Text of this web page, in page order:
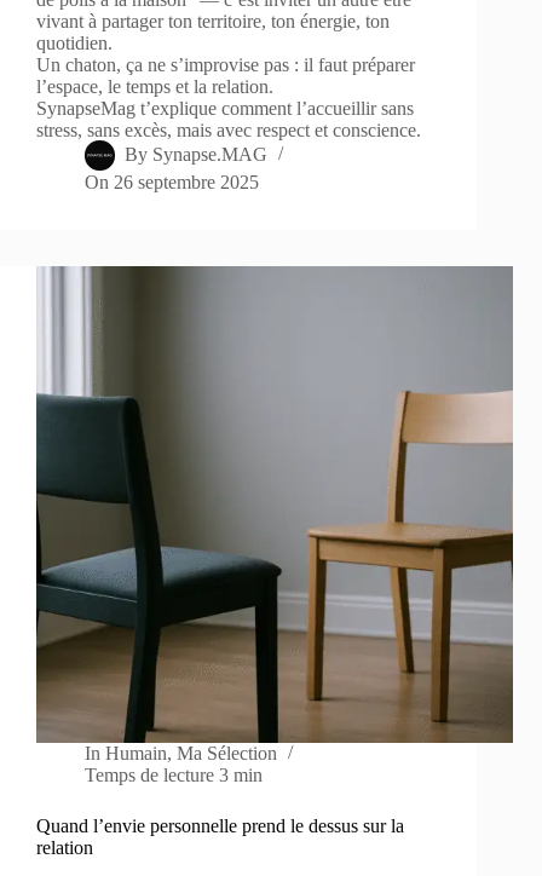
vivant à partager ton territoire, ton énergie, ton
quotidien.
Un chaton, ça ne s’improvise pas : il faut préparer
l’espace, le temps et la relation.
SynapseMag t’explique comment l’accueillir sans
stress, sans excès, mais avec respect et conscience.
By Synapse.MAG
On 26 septembre 2025
In Humain,Ma Sélection
Temps de lecture 3 min
Quand l’envie personnelle prend le dessus sur la
relation